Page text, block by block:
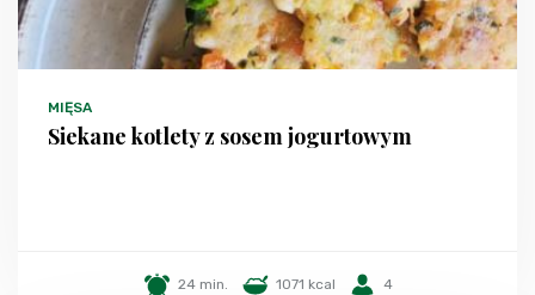
MIĘSA
Siekane kotlety z sosem jogurtowym
24 min. 1071 kcal 4